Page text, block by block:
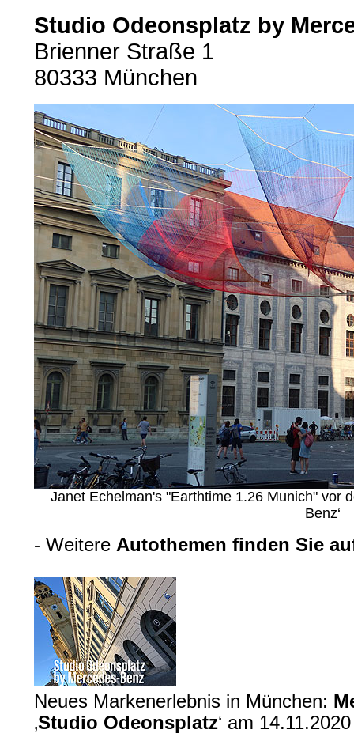
Studio Odeonsplatz by
Brienner Straße 1
80333 München
Janet Echelman's "Earthtime 1.26 Munich" vor
Benz‘
- Weitere Autothemen finden Sie
Neues Markenerlebnis in München:
‚Studio Odeonsplatz‘ am